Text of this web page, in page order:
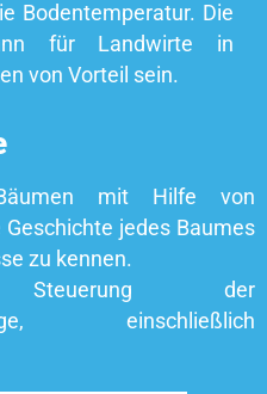
Bodentemperatur. Die
für Landwirte in
von Vorteil sein.
mit Hilfe von
jedes Baumes
zu kennen.
Steuerung der
einschließlich